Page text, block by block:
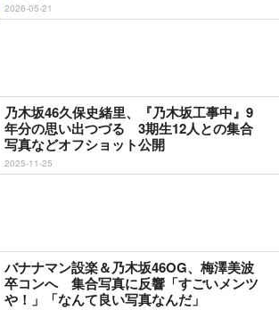
2026-05-21
乃木坂46久保史緒里、『乃木坂工事中』9
年分の思い出つづる 3期生12人との集合
写真などオフショット公開
2025-11-25
バナナマン設楽＆乃木坂46OG、梅澤美波
卒コンへ 集合写真に反響「すごいメンツ
！」「なんて良い写真なんだ」